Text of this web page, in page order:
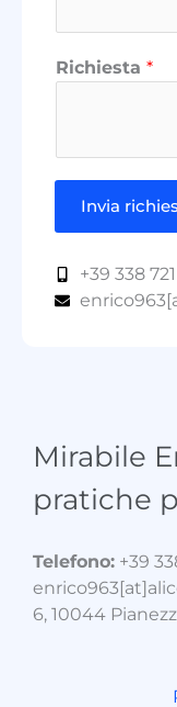
n
o
m
*
Richiesta *
Invia
+39 338
Mirabile
pratiche
Telefono: +39
6, 10044